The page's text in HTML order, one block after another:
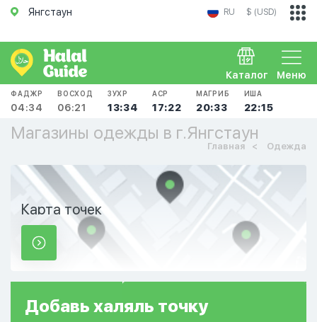
Янгстаун RU $ (USD)
Меню
Каталог
ФАДЖР
04:34
ВОСХОД
06:21
ЗУХР
13:34
АСР
17:22
МАГРИБ
20:33
ИША
22:15
Магазины одежды в г.Янгстаун
Главная Одежда
Карта точек
Добавь халяль точку